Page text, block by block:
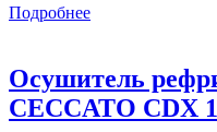
Подробнее
Осушитель
CECCATO CDX